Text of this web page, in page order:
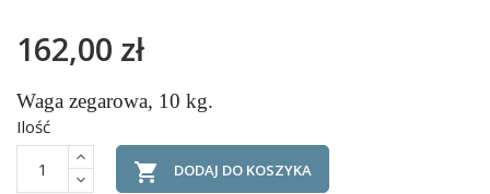
162,00 zł
Waga zegarowa, 10 kg.
Ilość
 DODAJ DO KOSZYKA